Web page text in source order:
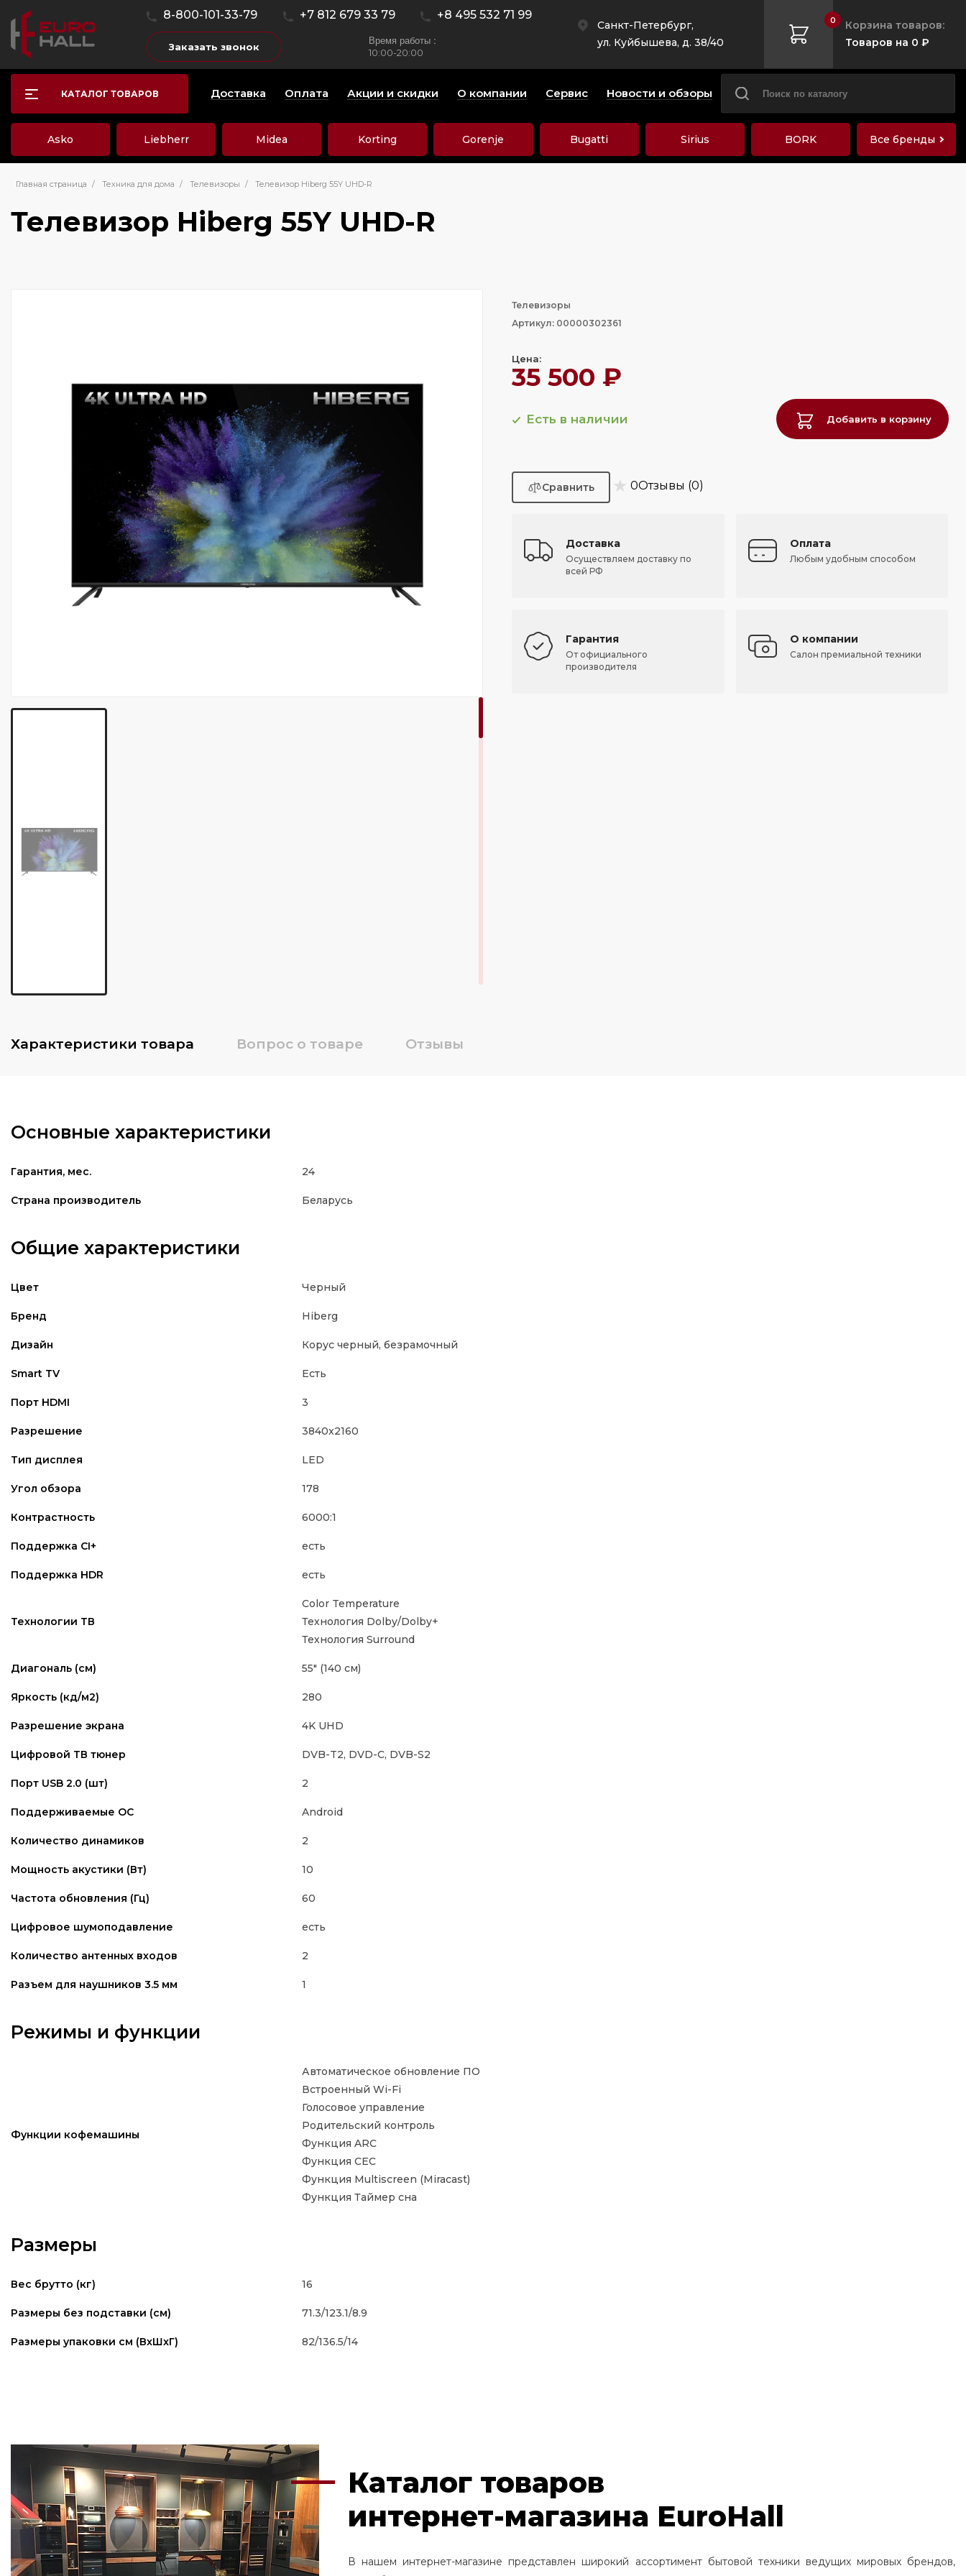
8-800-101-33-79 +7 812 679 33 79 +8 495 532 71 99
Заказать звонок Время работы :
10:00-20:00
Санкт-Петербург,
ул. Куйбышева, д. 38/40
0
Корзина товаров:
Товаров на 0 ₽
КАТАЛОГ ТОВАРОВ Доставка Оплата Акции и скидки О компании Сервис Новости и обзоры
Asko Liebherr Midea Korting Gorenje Bugatti Sirius BORK Все бренды
Главная страница / Техника для дома / Телевизоры / Телевизор Hiberg 55Y UHD-R
Телевизор Hiberg 55Y UHD-R
Телевизоры
Артикул: 00000302361
Цена:
35 500 ₽
Есть в наличии Добавить в корзину
★ 0Отзывы (0)
Доставка
Осуществляем доставку по
всей РФ
Оплата
Любым удобным способом
Гарантия
От официального
производителя
О компании
Салон премиальной техники
Характеристики товара Вопрос о товаре Отзывы
Основные характеристики
Гарантия, мес. 24
Страна производитель Беларусь
Общие характеристики
Цвет Черный
Бренд Hiberg
Дизайн Корус черный, безрамочный
Smart TV Есть
Порт HDMI 3
Разрешение 3840x2160
Тип дисплея LED
Угол обзора 178
Контрастность 6000:1
Поддержка CI+ есть
Поддержка HDR есть
Технологии ТВ
Color Temperature
Технология Dolby/Dolby+
Технология Surround
Диагональ (см) 55" (140 см)
Яркость (кд/м2) 280
Разрешение экрана 4K UHD
Цифровой ТВ тюнер DVB-T2, DVD-C, DVB-S2
Порт USB 2.0 (шт) 2
Поддерживаемые ОС Android
Количество динамиков 2
Мощность акустики (Вт) 10
Частота обновления (Гц) 60
Цифровое шумоподавление есть
Количество антенных входов 2
Разъем для наушников 3.5 мм 1
Режимы и функции
Функции кофемашины
Автоматическое обновление ПО
Встроенный Wi-Fi
Голосовое управление
Родительский контроль
Функция ARC
Функция CEC
Функция Multiscreen (Miracast)
Функция Таймер сна
Размеры
Вес брутто (кг) 16
Размеры без подставки (см) 71.3/123.1/8.9
Размеры упаковки см (ВxШxГ) 82/136.5/14
Каталог товаров
интернет-магазина EuroHall
В нашем интернет-магазине представлен широкий ассортимент бытовой техники ведущих мировых брендов,